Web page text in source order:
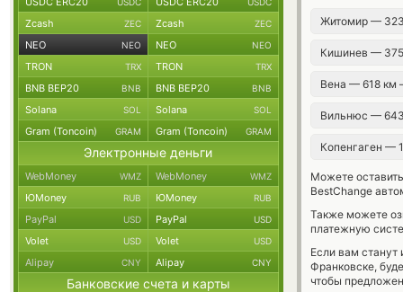
Житомир —
Кишинев —
Вена — 618
Вильнюс —
Копенгаген —
Можете
BestChange
Также можете
платежную
Если вам
Франковске,
чтобы
Zcash ZEC Zcash ZEC
NEO NEO NEO NEO
TRON TRX TRON TRX
BNB BEP20 BNB BNB BEP20 BNB
Solana SOL Solana SOL
Gram (Toncoin) GRAM Gram (Toncoin) GRAM
Электронные деньги
WebMoney WMZ WebMoney WMZ
ЮMoney RUB ЮMoney RUB
PayPal USD PayPal USD
Volet USD Volet USD
Alipay CNY Alipay CNY
Банковские счета и карты